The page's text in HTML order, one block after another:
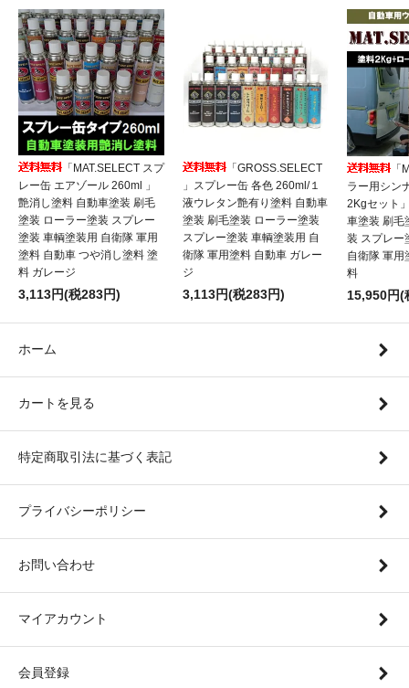
「MAT.SELECT スプ
レー缶 エアゾール 260ml 」
艶消し塗料 自動車塗装 刷毛
塗装 ローラー塗装 スプレー
塗装 車輌塗装用 自衛隊 軍用
塗料 自動車 つや消し塗料 塗
料 ガレージ
3,113円(税283円)
「GROSS.SELECT
」スプレー缶 各色 260ml/１
液ウレタン艶有り塗料 自動車
塗装 刷毛塗装 ローラー塗装
スプレー塗装 車輌塗装用 自
衛隊 軍用塗料 自動車 ガレー
ジ
3,113円(税283円)
ラー用シン
2Kgセット
車塗装 刷毛
装 スプレー
自衛隊 軍用
料
15,950円(
ホーム
カートを見る
特定商取引法に基づく表記
プライバシーポリシー
お問い合わせ
マイアカウント
会員登録